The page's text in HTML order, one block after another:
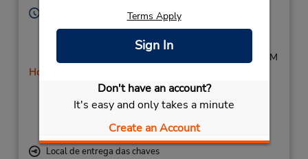
Terms Apply
Sign In
Don't have an account?
It's easy and only takes a minute
Create an Account
Horário de funcionamento:
Sun 10:30 AM - 7:00 PM; Mon 7:30 AM - 12:00 AM;
Tue - Fri 12:00 AM - 4:00 AM and 7:30 AM - 12:00
AM; Sat 12:00 AM - 4:00 AM and 10:30 AM - 7:00 PM
Horário de feriado
Serviço de retirada gratuito disponível
Caso esteja vindo de avião, o balcão de locação está
estacionamento.
Local de entrega das chaves